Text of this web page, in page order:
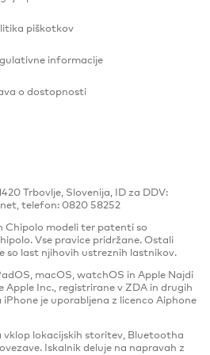
piškotkov
informacije
o dostopnosti
Trbovlje, Slovenija, ID za DDV:
telefon: 0820 58252
Chipolo modeli ter patenti so
Vse pravice pridržane. Ostali
so last njihovih ustreznih lastnikov.
macOS, watchOS in Apple Najdi
Apple Inc., registrirane v ZDA in drugih
je uporabljena z licenco Aiphone
vklop lokacijskih storitev, Bluetootha
Iskalnik deluje na napravah z